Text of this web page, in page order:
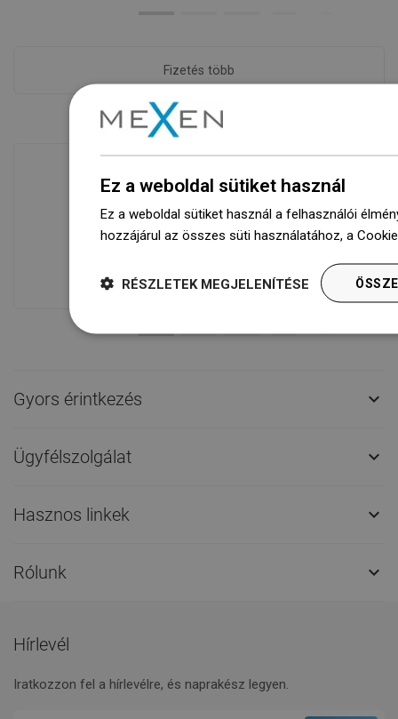
Fizetés több
Áruk rendelkezésre állása
Termékeink egy modern raktárban
Gyors érintkezés 
Ügyfélszolgálat 
Hasznos linkek 
Rólunk 
Hírlevél
Iratkozzon fel a hírlevélre, és naprakész legyen.
Ez a weboldal sütiket használ
Ez a weboldal sütiket használ a felhasználói
hozzájárul az összes süti használatához, a
RÉSZLETEK MEGJELENÍTÉSE